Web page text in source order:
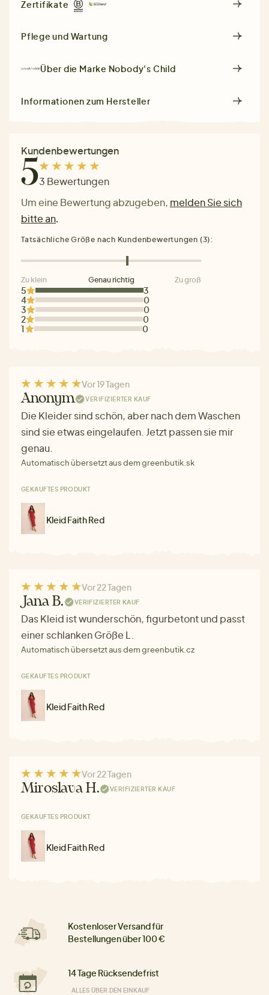
Zertifikate
Pflege und Wartung
Über die Marke Nobody's Child
Informationen zum Hersteller
Kundenbewertungen
53 Bewertungen
Um eine Bewertung abzugeben, melden Sie sich
bitte an.
5
3
4
0
3
0
2
0
1
0
Tatsächliche Größe nach Kundenbewertungen (3):
Zu klein Genau richtig Zu groß
Vor 19 Tagen
Anonym VERIFIZIERTER KAUF
Die Kleider sind schön, aber nach dem Waschen
sind sie etwas eingelaufen. Jetzt passen sie mir
genau.
Automatisch übersetzt aus dem greenbutik.sk
GEKAUFTES PRODUKT
Kleid Faith Red
Vor 22 Tagen
Jana B. VERIFIZIERTER KAUF
Das Kleid ist wunderschön, figurbetont und passt
einer schlanken Größe L.
Automatisch übersetzt aus dem greenbutik.cz
GEKAUFTES PRODUKT
Kleid Faith Red
Vor 22 Tagen
Miroslava H. VERIFIZIERTER KAUF
GEKAUFTES PRODUKT
Kleid Faith Red
Kostenloser Versand für
Bestellungen über 100 €
14 Tage Rücksendefrist
ALLES ÜBER DEN EINKAUF